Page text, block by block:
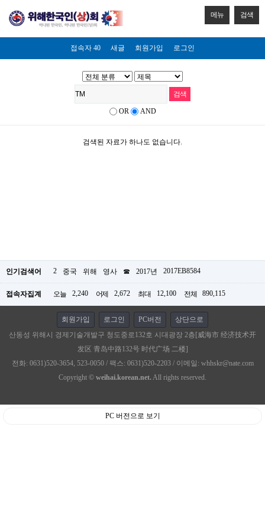
메뉴 검색
접속자 40 새글 회원가입 로그인
OR AND
검색된 자료가 하나도 없습니다.
인기검색어 2 중국 위해 영사 ☎ 2017년 2017EB8584
접속자집계 오늘 2,240 어제 2,672 최대 12,100 전체 890,115
회원가입 로그인 PC버전
상단으로
산동성 위해시 경제기술개발구 청도중로132호 시대광장 2층[威海市 经济技术开
发区 青岛中路132号 时代广场 二楼]
전화: 0631)520-3654, 523-0050 / 팩스: 0631)520-2203 / 이메일: whhskr@nate.com
Copyright © weihai.korean.net.All rights reserved.
PC 버전으로 보기